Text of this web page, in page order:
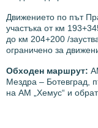
Движението по път
участъка от км
до км 204+200 /
ограничено за
Обходен маршрут:
Мездра – Ботевград,
на АМ „Хемус“ и